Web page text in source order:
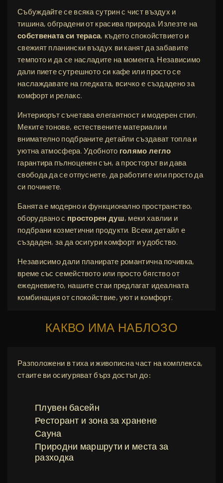
Събуждайте се всяка сутрин с чист въздух и
тишина, обградени от красива природа. Излезте на
собствената си тераса, където спокойствието и
свежият планински въздух ви канят да забавите
темпото и да се насладите на момента. Независимо
дали пиете сутрешното си кафе или просто се
наслаждавате на гледката, всичко е създадено за
комфорт и релакс.
Интериорът съчетава елегантност и модерен стил.
Меките тонове, естествените материали и
внимателно подбраните детайли създават топла и
уютна атмосфера. Удобното голямо легло
гарантира пълноценен сън, а просторът ви дава
свобода да се отпуснете, да работите или просто да
си починете.
Банята е модерно и функционално пространство,
оборудвано с просторен душ, меки хавлии и
подбрани козметични продукти. Всеки детайл е
създаден, за да осигури комфорт и удобство.
Независимо дали планирате романтична почивка,
време със семейството или просто бягство от
ежедневието, нашите стаи предлагат идеалната
комбинация от спокойствие, уют и комфорт.
КАКВО ИМА НАБЛОЗО
Разположени в тиха и живописна част на комплекса,
стаите ви осигуряват бърз достъп до:
Плувен басейн
Ресторант и зона за хранене
Сауна
Природни маршрути и места за
разходка